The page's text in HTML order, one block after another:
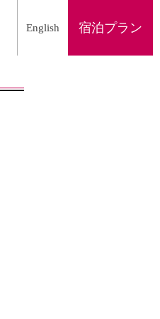
English 宿泊プラン